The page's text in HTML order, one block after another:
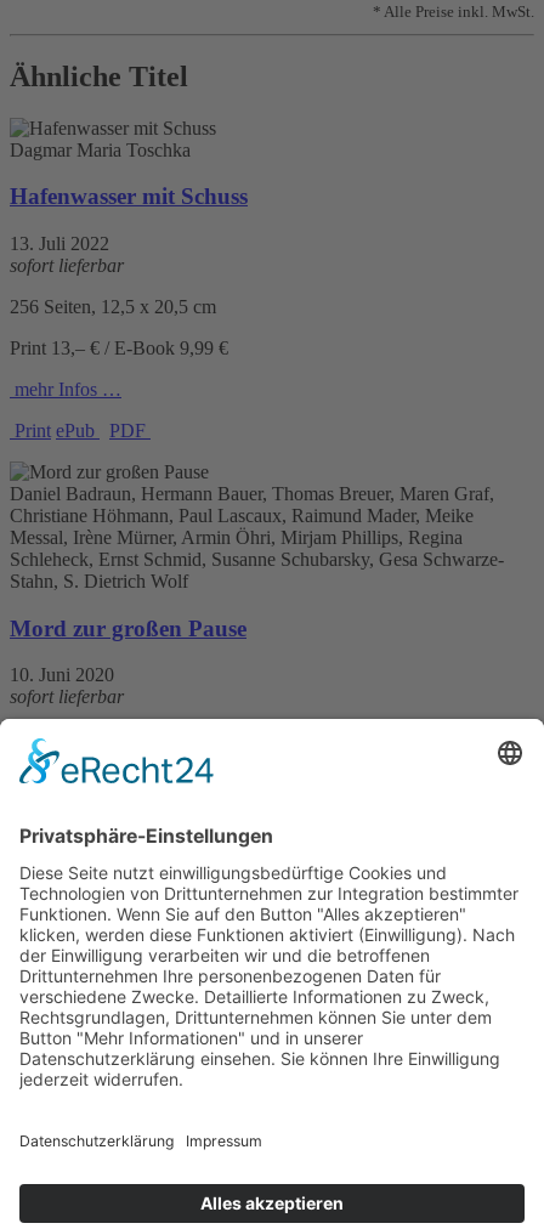
* Alle Preise inkl. MwSt.
Ähnliche Titel
Dagmar Maria Toschka
Hafenwasser mit Schuss
13. Juli 2022
sofort lieferbar
256 Seiten, 12,5 x 20,5 cm
Print 13,– € / E-Book 9,99 €
mehr Infos …
Print ePub PDF
Daniel Badraun, Hermann Bauer, Thomas Breuer, Maren Graf,
Christiane Höhmann, Paul Lascaux, Raimund Mader, Meike
Messal, Irène Mürner, Armin Öhri, Mirjam Phillips, Regina
Schleheck, Ernst Schmid, Susanne Schubarsky, Gesa Schwarze-
Stahn, S. Dietrich Wolf
Mord zur großen Pause
10. Juni 2020
sofort lieferbar
284 Seiten, 12 x 20 cm
Print 11,– € / E-Book 8,99 €
Print
ePub PDF
Sabina Naber
Die Namensvetterin
7. Januar 2014
Nur als eBook erhältlich
Print 5,99 € / E-Book 5,99 €